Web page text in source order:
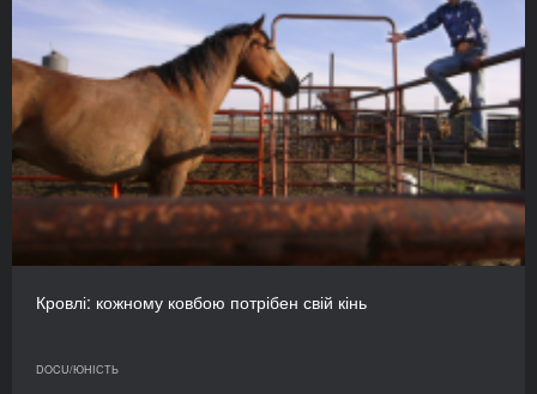
Кровлі: кожному ковбою потрібен свій кінь
DOCU/ЮНІСТЬ